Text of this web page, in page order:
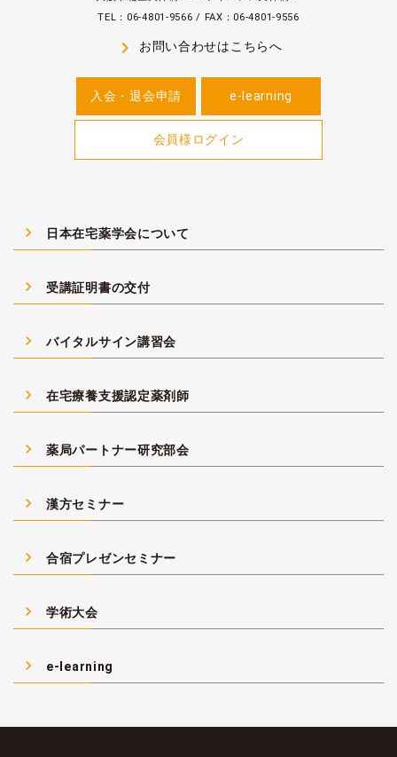
TEL：06-4801-9566 / FAX：06-4801-9556
navigate_next お問い合わせはこちらへ
入会・退会申請 e-learning
会員様ログイン
navigate_next 日本在宅薬学会について
navigate_next 受講証明書の交付
navigate_next バイタルサイン講習会
navigate_next 在宅療養支援認定薬剤師
navigate_next 薬局パートナー研究部会
navigate_next 漢方セミナー
navigate_next 合宿プレゼンセミナー
navigate_next 学術大会
navigate_next e-learning